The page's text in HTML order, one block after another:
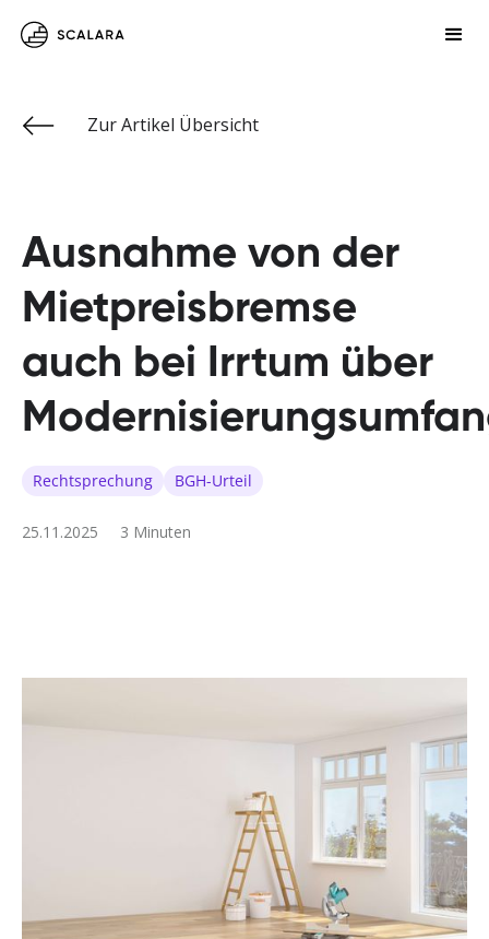
Zur Artikel Übersicht
Ausnahme von der
Mietpreisbremse
auch bei Irrtum über
Rechtsprechung BGH-Urteil
25.11.2025 3 Minuten